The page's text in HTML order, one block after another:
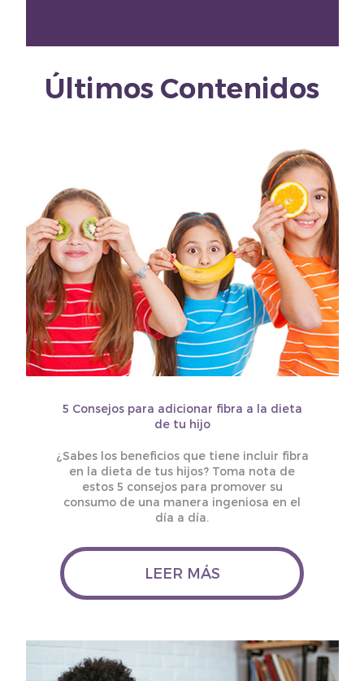
Últimos Contenidos
5 Consejos para adicionar fibra a la dieta
de tu hijo
¿Sabes los beneficios que tiene incluir fibra
en la dieta de tus hijos? Toma nota de
estos 5 consejos para promover su
consumo de una manera ingeniosa en el
día a día.
LEER MÁS